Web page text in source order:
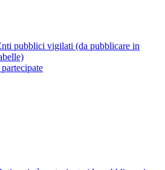
pubblici vigilati (da pubblicare in